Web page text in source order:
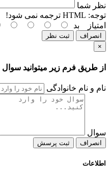
نظر شما
توجه:
امتیاز
بد
انصراف
ثبت نظر
×
از طریق فرم زیر میتوانید
نام و نام خانوادگی
سوال
انصراف ثبت پرسش
اطلاعات